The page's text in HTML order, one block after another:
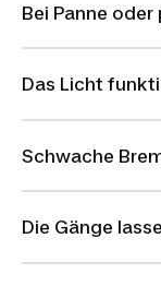
Bei Panne
Das Licht
Schwache
Die Gänge